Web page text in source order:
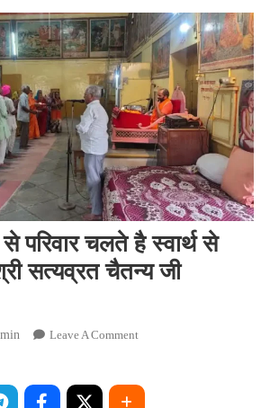
परिवार चलते है स्वार्थ से
सत्यव्रत चैतन्य जी
Leave A CommentOn
प्रेम